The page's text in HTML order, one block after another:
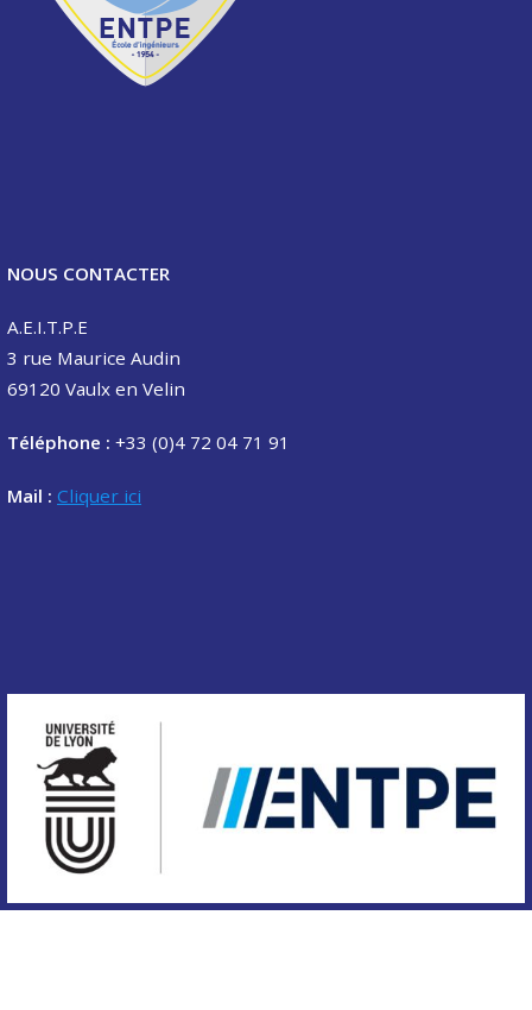
NOUS CONTACTER
A.E.I.T.P.E
3 rue Maurice Audin
69120 Vaulx en Velin
Téléphone : +33 (0)4 72 04 71 91
Mail : Cliquer ici